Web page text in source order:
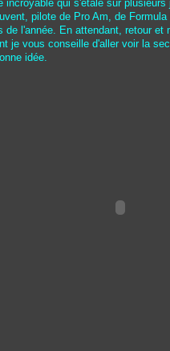
incroyable qui s'étale sur
pilote de Pro Am, de
de l'année. En attendant, retour
je vous conseille d'aller voir la
idée.